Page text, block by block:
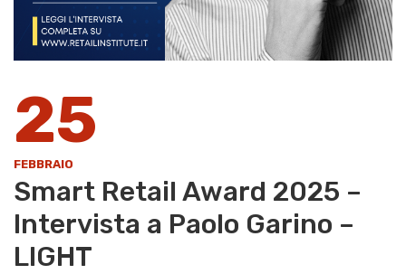
25
FEBBRAIO
Smart Retail Award 2025 –
Intervista a Paolo Garino –
LIGHT